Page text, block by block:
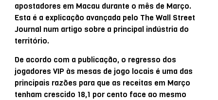
apostadores em Macau durante o mês de Março.
Esta é a explicação avançada pelo The Wall Street
Journal num artigo sobre a principal indústria do
território.
De acordo com a publicação, o regresso dos
jogadores VIP às mesas de jogo locais é uma das
principais razões para que as receitas em Março
tenham crescido 18,1 por cento face ao mesmo